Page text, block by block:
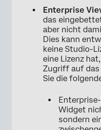
Enterprise
das
aber nicht
Dies kann
keine Studio-
eine Lizenz
Zugriff auf das
Sie die
Widget
sondern